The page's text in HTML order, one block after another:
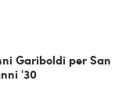
Gariboldi per San
'30